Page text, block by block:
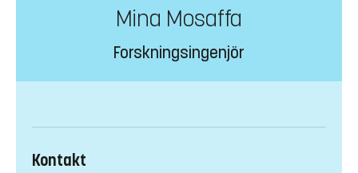
Mina Mosaffa
Forskningsingenjör
Kontakt